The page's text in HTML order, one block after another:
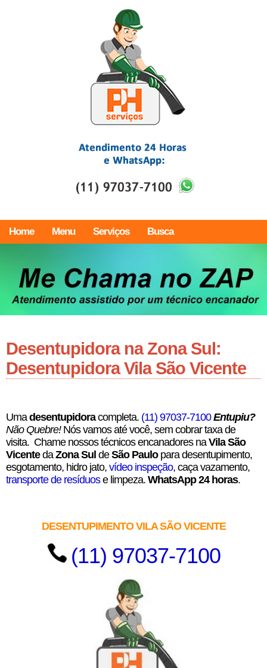
Home Menu Serviços Busca
Desentupidora na Zona Sul:
Desentupidora Vila São Vicente
Umadesentupidoracompleta. (11) 97037-7100Entupiu?
Não Quebre! Nós vamos até você, sem cobrar taxa de
visita. Chame nossos técnicos encanadores naVila São
VicentedaZona Sul deSão Paulopara desentupimento,
esgotamento, hidro jato, vídeo inspeção, caça vazamento,
transporte de resíduose limpeza. WhatsApp 24 horas.
DESENTUPIMENTO VILA SÃO VICENTE
(11) 97037-7100